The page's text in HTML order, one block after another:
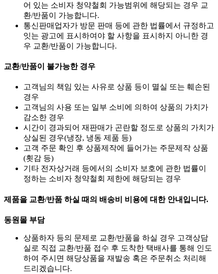
어 있는 소비자 청약철회 가능범위에 해당되는 경우 교
환/반품이 가능합니다.
통신판매업자가 방문 판매 등에 관한 법률에서 규정하고
잇는 광고에 표시하여야 할 사항을 표시하지 아니한 경
우 교환/반품이 가능합니다.
교환/반품이 불가능한 경우
고객님의 책임 있는 사유로 상품 등이 멸실 또는 훼손된
경우
고객님의 사용 또는 일부 소비에 의하여 상품의 가치가
감소한 경우
시간이 경과되어 재판매가 곤란할 정도로 상품의 가치가
상실된 경우(냉장, 냉동 제품 등)
고객 주문 확인 후 상품제작에 들어가는 주문제작 상품
(횟감 등)
기타 전자상거래 등에서의 소비자 보호에 관한 법률이
정하는 소비자 청약철회 제한에 해당되는 경우
제품을 교환/반품 하실 때의 배송비 비용에 대한 안내입니다.
동원몰 부담
상품하자 등의 문제로 교환/반품을 하실 경우 고객상담
실로 직접 교환/반품 접수 후 도착한 택배사를 통해 인도
하여 주시면 해당상품을 재발송 혹은 주문취소 처리해
드리겠습니다.